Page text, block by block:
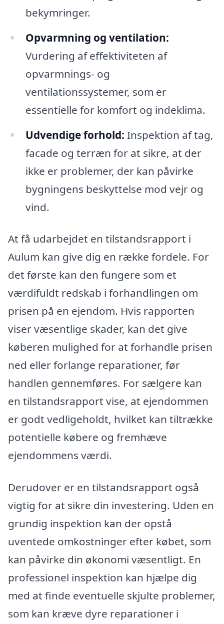
bekymringer.
Opvarmning og ventilation:
Vurdering af effektiviteten af
opvarmnings- og
ventilationssystemer, som er
essentielle for komfort og indeklima.
Udvendige forhold: Inspektion af tag,
facade og terræn for at sikre, at der
ikke er problemer, der kan påvirke
bygningens beskyttelse mod vejr og
vind.
At få udarbejdet en tilstandsrapport i
Aulum kan give dig en række fordele. For
det første kan den fungere som et
værdifuldt redskab i forhandlingen om
prisen på en ejendom. Hvis rapporten
viser væsentlige skader, kan det give
køberen mulighed for at forhandle prisen
ned eller forlange reparationer, før
handlen gennemføres. For sælgere kan
en tilstandsrapport vise, at ejendommen
er godt vedligeholdt, hvilket kan tiltrække
potentielle købere og fremhæve
ejendommens værdi.
Derudover er en tilstandsrapport også
vigtig for at sikre din investering. Uden en
grundig inspektion kan der opstå
uventede omkostninger efter købet, som
kan påvirke din økonomi væsentligt. En
professionel inspektion kan hjælpe dig
med at finde eventuelle skjulte problemer,
som kan kræve dyre reparationer i